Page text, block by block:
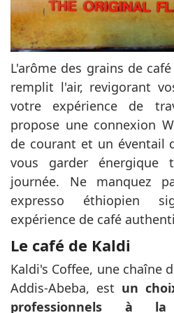
L'arôme des grains de
remplit l'air, revigorant
votre expérience de
propose une connexion
de courant et un éventail
vous garder
journée. Ne manquez
expresso éthiopien
expérience de café
Le café de Kaldi
Kaldi's Coffee, une chaîne
Addis-Abeba, est un
professionnels à